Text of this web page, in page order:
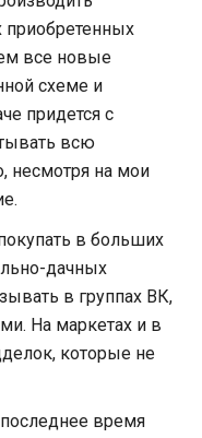
все новые
схеме и
придется с
всю
несмотря на мои
в больших
дачных
в группах ВК,
На маркетах и в
которые не
время